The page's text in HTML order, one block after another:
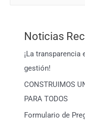
Noticias
¡La
gestión!
CONSTRUIMOS
PARA TODOS
Formulario de